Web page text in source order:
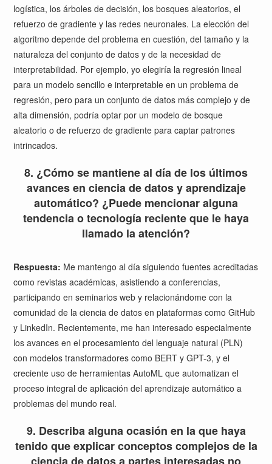
logística, los árboles de decisión, los bosques aleatorios, el
refuerzo de gradiente y las redes neuronales. La elección del
algoritmo depende del problema en cuestión, del tamaño y la
naturaleza del conjunto de datos y de la necesidad de
interpretabilidad. Por ejemplo, yo elegiría la regresión lineal
para un modelo sencillo e interpretable en un problema de
regresión, pero para un conjunto de datos más complejo y de
alta dimensión, podría optar por un modelo de bosque
aleatorio o de refuerzo de gradiente para captar patrones
intrincados.
8. ¿Cómo se mantiene al día de los últimos
avances en ciencia de datos y aprendizaje
automático? ¿Puede mencionar alguna
tendencia o tecnología reciente que le haya
llamado la atención?
Respuesta: Me mantengo al día siguiendo fuentes acreditadas
como revistas académicas, asistiendo a conferencias,
participando en seminarios web y relacionándome con la
comunidad de la ciencia de datos en plataformas como GitHub
y LinkedIn. Recientemente, me han interesado especialmente
los avances en el procesamiento del lenguaje natural (PLN)
con modelos transformadores como BERT y GPT-3, y el
creciente uso de herramientas AutoML que automatizan el
proceso integral de aplicación del aprendizaje automático a
problemas del mundo real.
9. Describa alguna ocasión en la que haya
tenido que explicar conceptos complejos de la